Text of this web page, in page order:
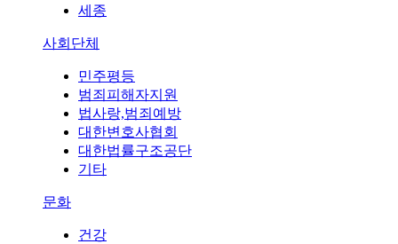
세종
사회단체
민주평등
범죄피해자지원
법사랑,범죄예방
대한변호사협회
대한법률구조공단
기타
문화
건강